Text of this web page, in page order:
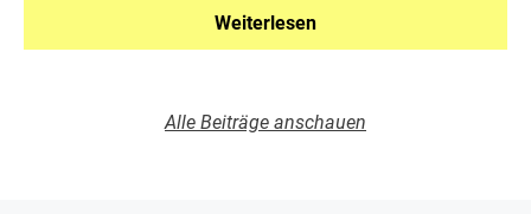
Weiterlesen
Alle Beiträge anschauen